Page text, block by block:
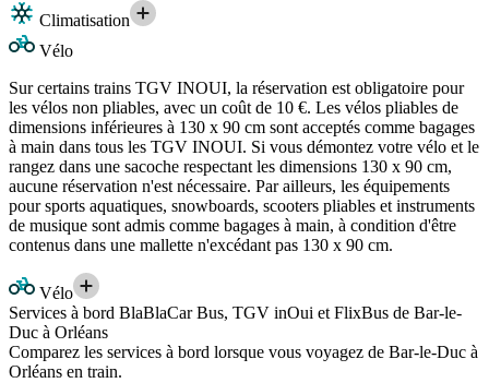
Climatisation
Vélo
Sur certains trains TGV INOUI, la réservation est obligatoire pour
les vélos non pliables, avec un coût de 10 €. Les vélos pliables de
dimensions inférieures à 130 x 90 cm sont acceptés comme bagages
à main dans tous les TGV INOUI. Si vous démontez votre vélo et le
rangez dans une sacoche respectant les dimensions 130 x 90 cm,
aucune réservation n'est nécessaire. Par ailleurs, les équipements
pour sports aquatiques, snowboards, scooters pliables et instruments
de musique sont admis comme bagages à main, à condition d'être
contenus dans une mallette n'excédant pas 130 x 90 cm.
Vélo
Services à bord BlaBlaCar Bus, TGV inOui et FlixBus de Bar-le-
Duc à Orléans
Comparez les services à bord lorsque vous voyagez de Bar-le-Duc à
Orléans en train.